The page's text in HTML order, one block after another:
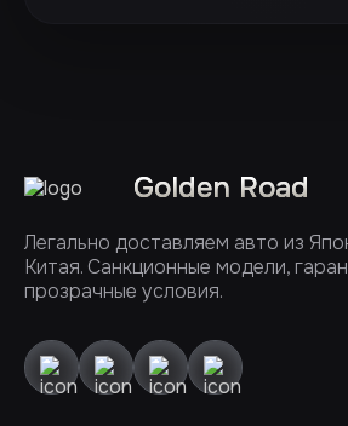
Golden Road
Легально доставляем авто из
Китая. Санкционные модели,
прозрачные условия.